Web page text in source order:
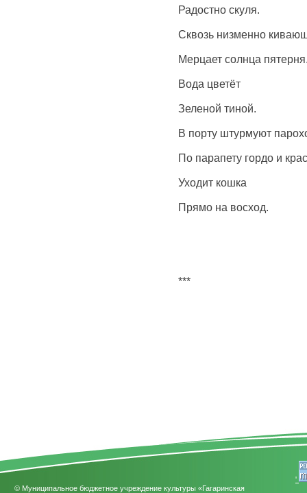
Радостно скуля.
Сквозь низменно
Мерцает солнца
Вода цветёт
Зеленой тиной.
В порту штурмуют
По парапету гордо и
Уходит кошка
Прямо на восход.
***
© Муниципальное бюджетное учреждение культуры «Гагаринская
'